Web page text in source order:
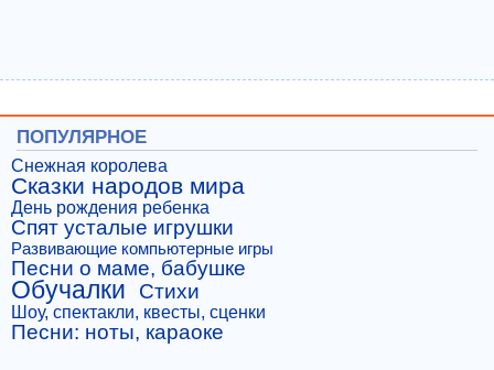
ПОПУЛЯРНОЕ
Снежная королева
Сказки народов мира
День рождения ребенка
Спят усталые игрушки
Развивающие компьютерные игры
Песни о маме, бабушке
Обучалки Стихи
Шоу, спектакли, квесты, сценки
Песни: ноты, караоке